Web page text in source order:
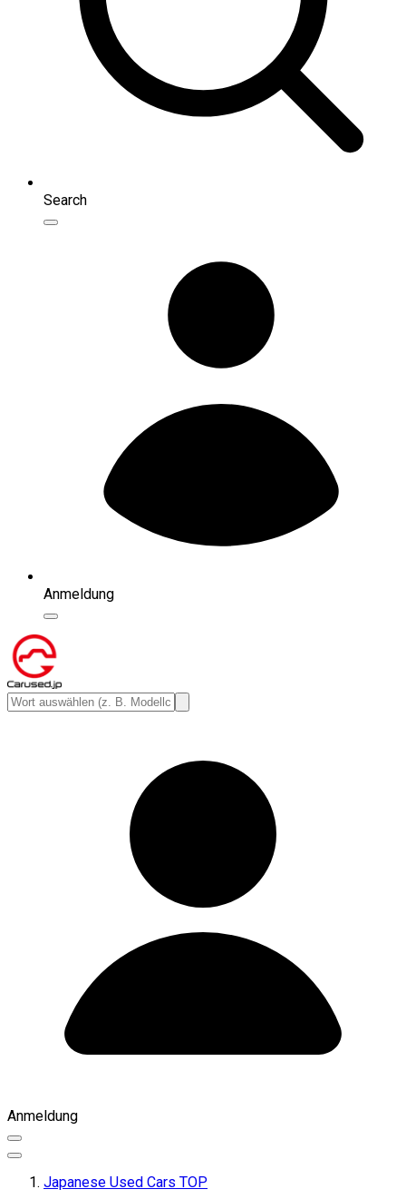
Search
Anmeldung
Anmeldung
Japanese Used Cars TOP